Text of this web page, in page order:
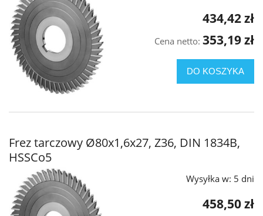
434,42 zł
Cena netto: 353,19 zł
DO KOSZYKA
Frez tarczowy Ø80x1,6x27, Z36, DIN 1834B,
HSSCo5
Wysyłka w: 5 dni
458,50 zł